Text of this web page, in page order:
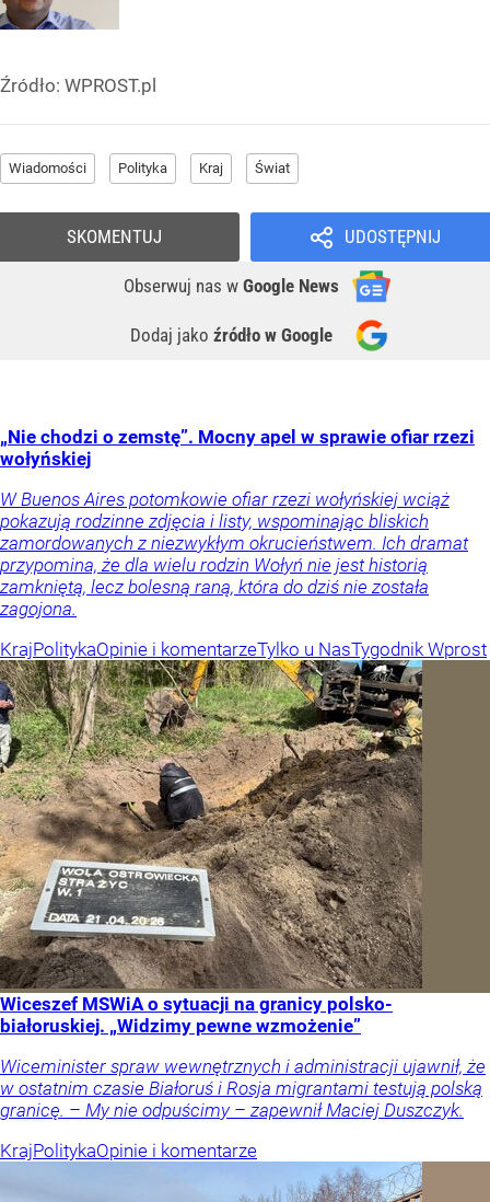
Źródło: WPROST.pl
Wiadomości Polityka Kraj Świat
UDOSTĘPNIJ
Obserwuj nas w Google News
Dodaj jako źródło w Google
SKOMENTUJ
„Nie chodzi o zemstę”. Mocny apel w sprawie ofiar rzezi
wołyńskiej
W Buenos Aires potomkowie ofiar rzezi wołyńskiej wciąż
pokazują rodzinne zdjęcia i listy, wspominając bliskich
zamordowanych z niezwykłym okrucieństwem. Ich dramat
przypomina, że dla wielu rodzin Wołyń nie jest historią
zamkniętą, lecz bolesną raną, która do dziś nie została
zagojona.
KrajPolitykaOpinie i komentarzeTylko u NasTygodnik Wprost
Wiceszef MSWiA o sytuacji na granicy polsko-
białoruskiej. „Widzimy pewne wzmożenie”
Wiceminister spraw wewnętrznych i administracji ujawnił, że
w ostatnim czasie Białoruś i Rosja migrantami testują polską
granicę. – My nie odpuścimy – zapewnił Maciej Duszczyk.
KrajPolitykaOpinie i komentarze